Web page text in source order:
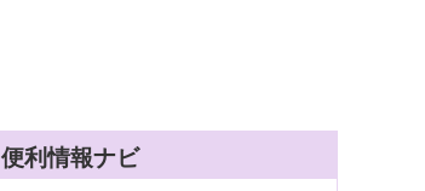
便利情報ナビ